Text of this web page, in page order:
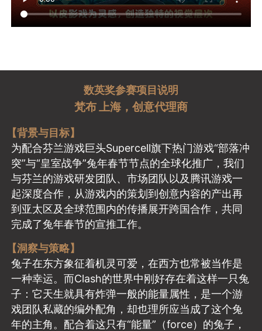
数英奖参赛项目说明
梵布 上海，创意代理商
【背景与目标】
为配合芬兰游戏巨头Supercell旗下热门游戏“部落冲
突”与“皇室战争”兔年春节节点的全球化推广，我们
与芬兰的游戏研发团队、市场团队以及腾讯游戏一
起深度合作，从游戏内的策划到创意内容的产出再
到亚太区及全球范围内的传播展开跨国合作，共同
完成了兔年春节的宣推工作。
【洞察与策略】
兔子在东方象征着机灵可爱，在西方也常被当作是
一种幸运。而Clash的世界中刚好存在着这样一只兔
子：它天生就具有炸弹一般的能量属性，是一个游
戏团队私藏的编外配角，却也理所应当成了这个兔
年的主角。配合着这只有“能量”（force）的兔子，